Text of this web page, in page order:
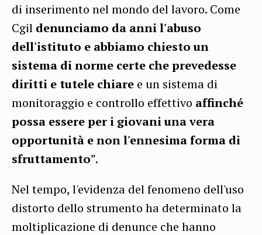
di inserimento nel mondo del lavoro. Come
Cgil denunciamo da anni l'abuso
dell'istituto e abbiamo chiesto un
sistema di norme certe che prevedesse
diritti e tutele chiare e un sistema di
monitoraggio e controllo effettivo affinché
possa essere per i giovani una vera
opportunità e non l'ennesima forma di
sfruttamento”.
Nel tempo, l'evidenza del fenomeno dell'uso
distorto dello strumento ha determinato la
moltiplicazione di denunce che hanno